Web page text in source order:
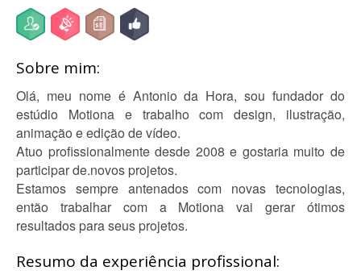
Sobre mim:
Olá, meu nome é Antonio da Hora, sou fundador do
estúdio Motiona e trabalho com design, ilustração,
animação e edição de vídeo.
Atuo profissionalmente desde 2008 e gostaria muito de
participar de.novos projetos.
Estamos sempre antenados com novas tecnologias,
então trabalhar com a Motiona vai gerar ótimos
resultados para seus projetos.
Resumo da experiência profissional: